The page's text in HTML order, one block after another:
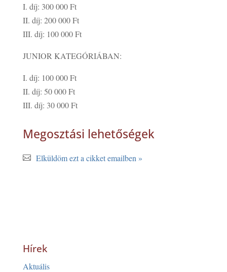
I. díj: 300 000 Ft
II. díj: 200 000 Ft
III. díj: 100 000 Ft
JUNIOR KATEGÓRIÁBAN:
I. díj: 100 000 Ft
II. díj: 50 000 Ft
III. díj: 30 000 Ft
Megosztási lehetőségek
Elküldöm ezt a cikket emailben »
Hírek
Aktuális